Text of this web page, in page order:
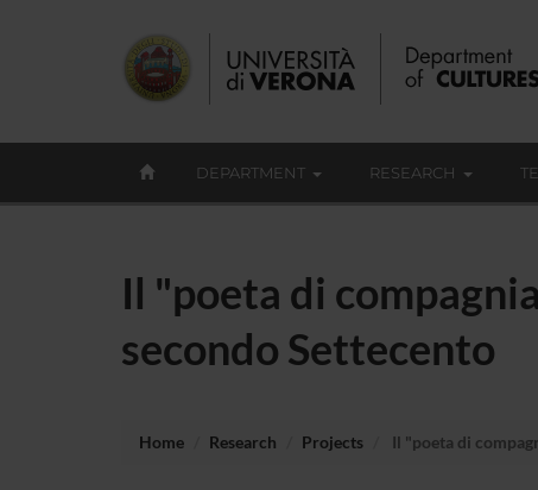
DEPARTMENT RESEARCH
Il "poeta di
secondo Settecento
Home Research Projects Il "poeta di